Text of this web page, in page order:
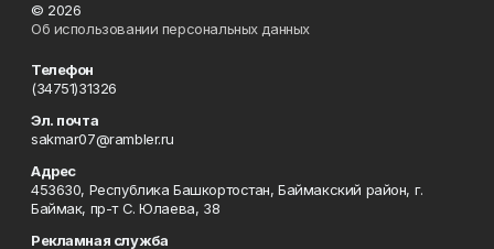
© 2026
Об использовании персональных данных
Телефон
(34751)31326
Эл. почта
sakmar07@rambler.ru
Адрес
453630, Республика Башкортостан, Баймакский район, г.
Баймак, пр-т С. Юлаева, 38
Рекламная служба